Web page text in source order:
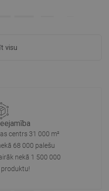
visu
centrs 31 000 m²
68 000 palešu
nekā 1 500 000
produktu!